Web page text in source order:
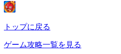
トップに戻る
ゲーム攻略一覧を見る